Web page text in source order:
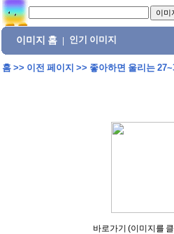
이미지 홈 인기 이미지
홈>> 이전 페이지 >> 좋아하면 울리는
바로가기 (이미지를